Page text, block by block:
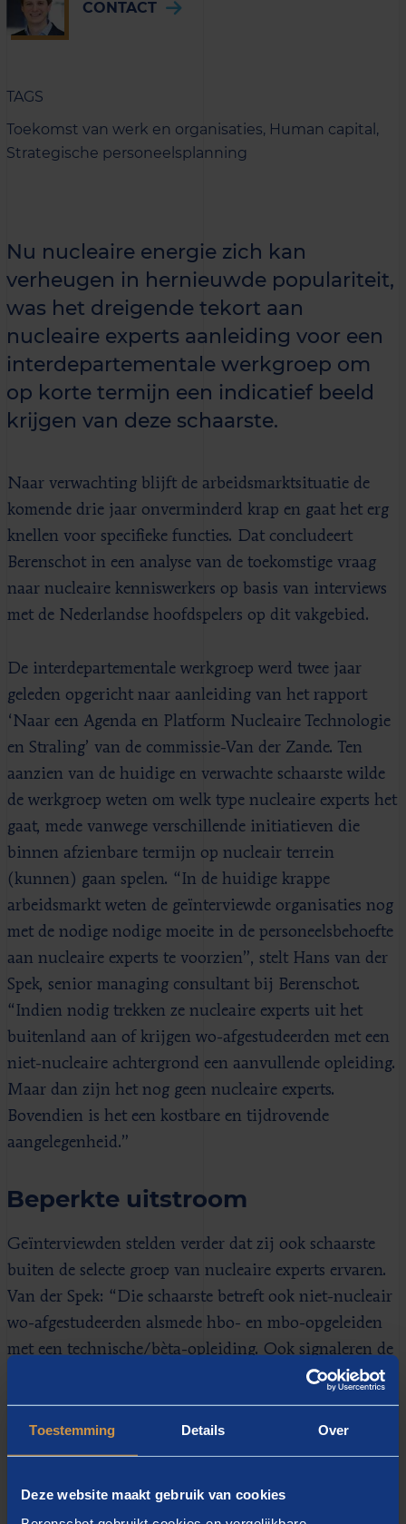
Toestemming Details Over
Deze website maakt gebruik van cookies
CONTACT
TAGS
Toekomst van werk en organisaties, Human capital,
Strategische personeelsplanning
Nu nucleaire energie zich kan
verheugen in hernieuwde populariteit,
was het dreigende tekort aan
nucleaire experts aanleiding voor een
interdepartementale werkgroep om
op korte termijn een indicatief beeld
krijgen van deze schaarste.
Naar verwachting blijft de arbeidsmarktsituatie de
komende drie jaar onverminderd krap en gaat het erg
knellen voor specifieke functies. Dat concludeert
Berenschot in een analyse van de toekomstige vraag
naar nucleaire kenniswerkers op basis van interviews
met de Nederlandse hoofdspelers op dit vakgebied.
De interdepartementale werkgroep werd twee jaar
geleden opgericht naar aanleiding van het rapport
‘Naar een Agenda en Platform Nucleaire Technologie
en Straling’ van de commissie-Van der Zande. Ten
aanzien van de huidige en verwachte schaarste wilde
de werkgroep weten om welk type nucleaire experts het
gaat, mede vanwege verschillende initiatieven die
binnen afzienbare termijn op nucleair terrein
(kunnen) gaan spelen. “In de huidige krappe
arbeidsmarkt weten de geïnterviewde organisaties nog
met de nodige nodige moeite in de personeelsbehoefte
aan nucleaire experts te voorzien”, stelt Hans van der
Spek, senior managing consultant bij Berenschot.
“Indien nodig trekken ze nucleaire experts uit het
buitenland aan of krijgen wo-afgestudeerden met een
niet-nucleaire achtergrond een aanvullende opleiding.
Maar dan zijn het nog geen nucleaire experts.
Bovendien is het een kostbare en tijdrovende
aangelegenheid.”
Beperkte uitstroom
Geïnterviewden stelden verder dat zij ook schaarste
buiten de selecte groep van nucleaire experts ervaren.
Van der Spek: “Die schaarste betreft ook niet-nucleair
wo-afgestudeerden alsmede hbo- en mbo-opgeleiden
met een technische/bèta-opleiding. Ook signaleren de
stralingsbeschermingsexperts. De problematiek rond
deze specifieke nucleaire expertise wordt nog apart
verkend.” Over het algemeen tonen geïnterviewden
universitaire opleidingen tot nucleair expert en hun